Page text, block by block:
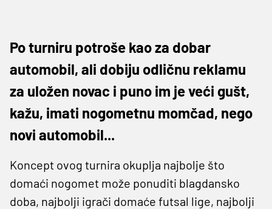
Po turniru potroše kao za dobar
automobil, ali dobiju odličnu reklamu
za uložen novac i puno im je veći gušt,
kažu, imati nogometnu momčad, nego
novi automobil...
Koncept ovog turnira okuplja najbolje što
domaći nogomet može ponuditi blagdansko
doba, najbolji igrači domaće futsal lige, najbolji